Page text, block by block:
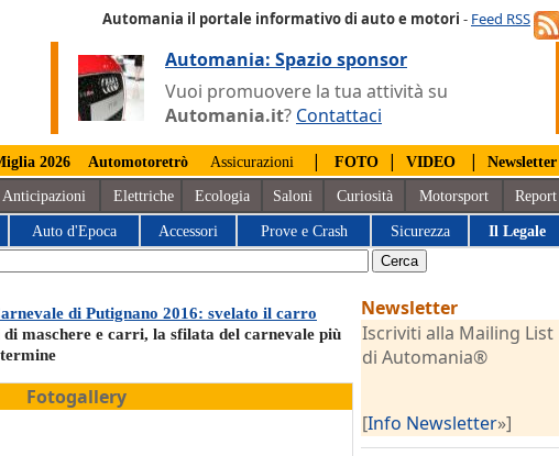
Automania il portale informativo di auto e motori - Feed RSS
Automania: Spazio sponsor
Vuoi promuovere la tua attività su
Automania.it? Contattaci
2026 Automotoretrò Assicurazioni | FOTO | VIDEO | Newsletter
Anticipazioni Elettriche Ecologia Saloni Curiosità Motorsport Report
Auto d'Epoca Accessori Prove e Crash Sicurezza Il Legale
di Putignano 2016: svelato il carro
maschere e carri, la sfilata del carnevale più
Fotogallery
Newsletter
Iscriviti alla Mailing List
di Automania®
[Info Newsletter»]